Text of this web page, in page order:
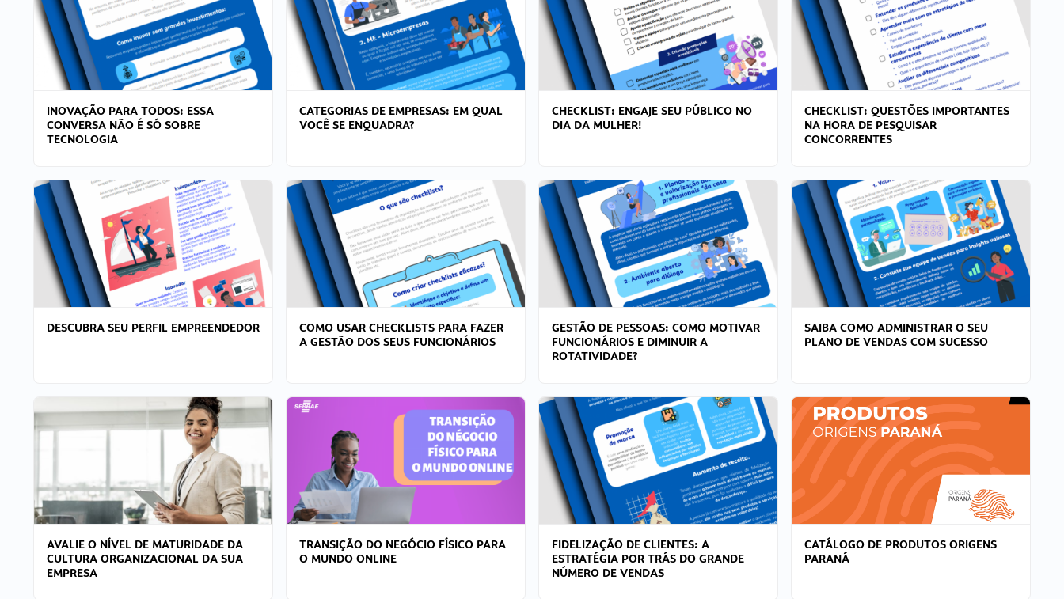
INOVAÇÃO PARA TODOS: ESSA
CONVERSA NÃO É SÓ SOBRE
TECNOLOGIA
CATEGORIAS DE EMPRESAS: EM QUAL
VOCÊ SE ENQUADRA?
CHECKLIST: ENGAJE SEU PÚBLICO NO
DIA DA MULHER!
CHECKLIST: QUESTÕES IMPORTANTES
NA HORA DE PESQUISAR
CONCORRENTES
DESCUBRA SEU PERFIL EMPREENDEDOR
COMO USAR CHECKLISTS PARA FAZER
A GESTÃO DOS SEUS FUNCIONÁRIOS
GESTÃO DE PESSOAS: COMO MOTIVAR
FUNCIONÁRIOS E DIMINUIR A
ROTATIVIDADE?
SAIBA COMO ADMINISTRAR O SEU
PLANO DE VENDAS COM SUCESSO
AVALIE O NÍVEL DE MATURIDADE DA
CULTURA ORGANIZACIONAL DA SUA
EMPRESA
TRANSIÇÃO DO NEGÓCIO FÍSICO PARA
O MUNDO ONLINE
FIDELIZAÇÃO DE CLIENTES: A
ESTRATÉGIA POR TRÁS DO GRANDE
NÚMERO DE VENDAS
CATÁLOGO DE PRODUTOS ORIGENS
PARANÁ